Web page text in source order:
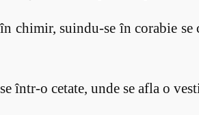
chimir, suindu-se în corabie
într-o cetate, unde se afla o